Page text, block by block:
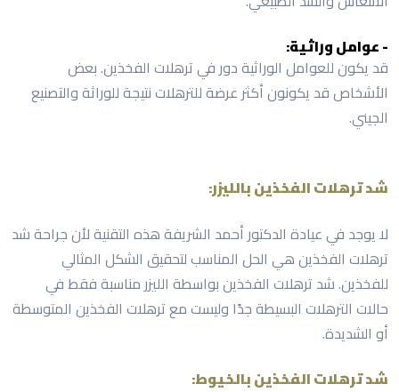
- عوامل وراثية:
قد يكون للعوامل الوراثية دور في ترهلات الفخذين. بعض
الأشخاص قد يكونون أكثر عرضة للترهلات نتيجة للوراثة والتصنيع
الجيني.
شد ترهلات الفخذين بالليزر:
لا يوجد في عيادة الدكتور أحمد الشريفة هذه التقنية لأن جراحة شد
ترهلات الفخذين هي الحل المناسب لتحقيق الشكل المثالي
للفخذين. شد ترهلات الفخذين بواسطة الليزر مناسبة فقط في
حالات الترهلات البسيطة جدًا وليست مع ترهلات الفخذين المتوسطة
أو الشديدة.
شد ترهلات الفخذين بالخيوط: